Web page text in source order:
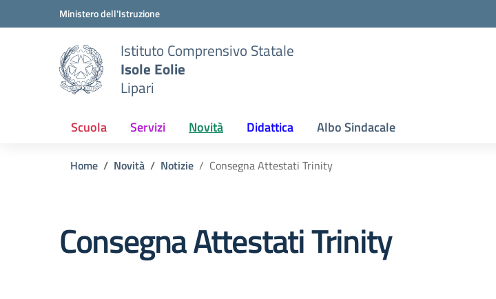
Vai ai contenuti
Vai al menu di navigazione
Ministero dell'Istruzione
Istituto Comprensivo Statale
Isole Eolie
Lipari
Scuola Servizi Novità Didattica Albo Sindacale
Home Novità Notizie Consegna Attestati Trinity
Consegna Attestati Trinity